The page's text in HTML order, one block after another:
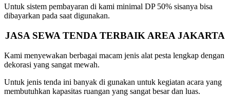
Untuk sistem pembayaran di kami minimal DP 50% sisanya bisa
dibayarkan pada saat digunakan.
JASA SEWA TENDA TERBAIK AREA JAKARTA
Kami menyewakan berbagai macam jenis alat pesta lengkap dengan
dekorasi yang sangat mewah.
Untuk jenis tenda ini banyak di gunakan untuk kegiatan acara yang
membutuhkan kapasitas ruangan yang sangat besar dan luas.